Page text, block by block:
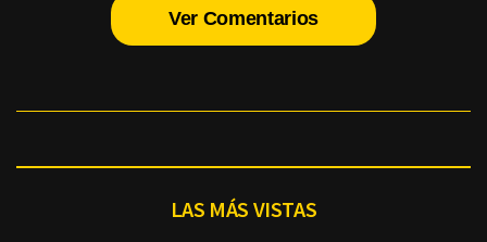
Ver Comentarios
LAS MÁS VISTAS